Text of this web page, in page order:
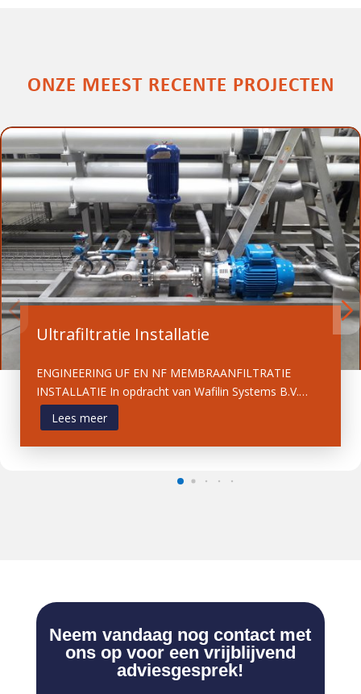
ONZE MEEST RECENTE PROJECTEN
Ultrafiltratie Installatie
ENGINEERING UF EN NF MEMBRAANFILTRATIE
INSTALLATIE In opdracht van Wafilin Systems B.V.…
Lees meer
Neem vandaag nog contact met
ons op voor een vrijblijvend
adviesgesprek!